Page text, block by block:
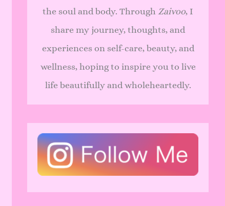
the soul and body. Through Zaivoo, I
share my journey, thoughts, and
experiences on self-care, beauty, and
wellness, hoping to inspire you to live
life beautifully and wholeheartedly.